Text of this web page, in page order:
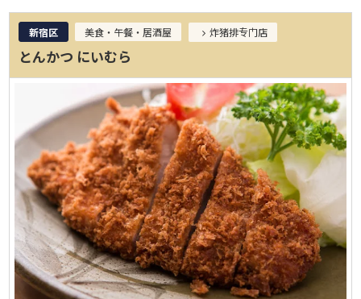
新宿区 美食・午餐・居酒屋 炸猪排专门店
とんかつ にいむら